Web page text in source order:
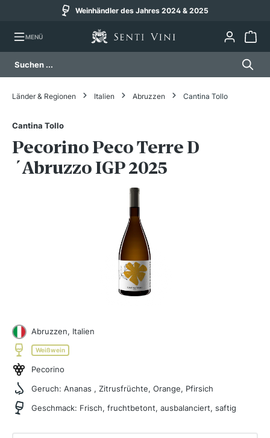
Weinhändler des Jahres 2024 & 2025
MENÜ
Bildergalerie überspringen
Länder & Regionen Italien Abruzzen Cantina Tollo
Cantina Tollo
Pecorino Peco Terre D
´Abruzzo IGP 2025
Abruzzen, Italien
Weißwein
Pecorino
Geruch: Ananas , Zitrusfrüchte, Orange, Pfirsich
Geschmack: Frisch, fruchtbetont, ausbalanciert, saftig